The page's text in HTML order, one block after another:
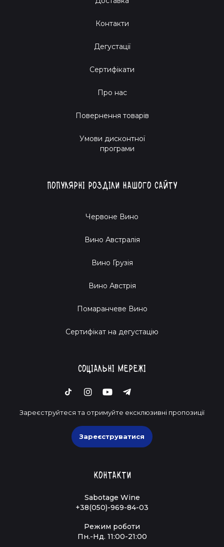
Контакти
Дегустації
Сертифікати
Про нас
Повернення товарів
Умови дисконтної
програми
Популярні розділи нашого сайту
Червоне Вино
Вино Австралія
Вино Грузія
Вино Австрія
Помаранчеве Вино
Cертифікат на дегустацію
Соціальні мережі
Зареєструйтеся та отримуйте ексклюзивні пропозиції
Зареєструватися
Контакти
Sabotage Wine
+38(050)-969-84-03
Режим роботи
Пн.-Нд. 11:00-21:00